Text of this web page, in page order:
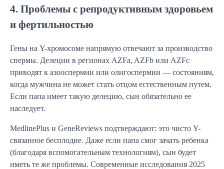
4. Проблемы с репродуктивным здоровьем
и фертильностью
Гены на Y-хромосоме напрямую отвечают за производство
спермы. Делеции в регионах AZFa, AZFb или AZFc
приводят к азооспермии или олигоспермии — состояниям,
когда мужчина не может стать отцом естественным путем.
Если папа имеет такую делецию, сын обязательно ее
наследует.
MedlinePlus и GeneReviews подтверждают: это чисто Y-
связанное бесплодие. Даже если папа смог зачать ребенка
(благодаря вспомогательным технологиям), сын будет
иметь те же проблемы. Современные исследования 2025